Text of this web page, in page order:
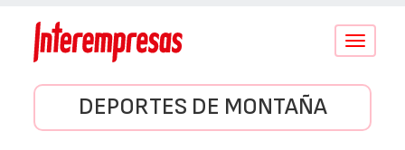
Conmutar
DEPORTES DE MONTAÑA